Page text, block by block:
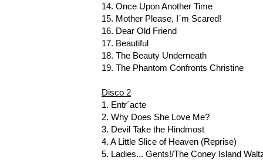
14. Once Upon Another Time
15. Mother Please, I´m Scared!
16. Dear Old Friend
17. Beautiful
18. The Beauty Underneath
19. The Phantom Confronts Christine
Disco 2
1. Entr´acte
2. Why Does She Love Me?
3. Devil Take the Hindmost
4. A Little Slice of Heaven (Reprise)
5. Ladies... Gents!/The Coney Island